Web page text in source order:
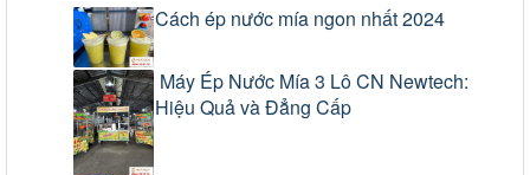
Cách ép nước mía ngon nhất 2024
Máy Ép Nước Mía 3 Lô CN Newtech:
Hiệu Quả và Đẳng Cấp